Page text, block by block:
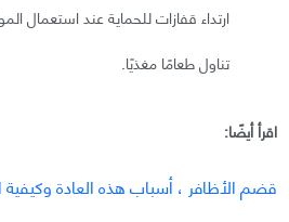
ارتداء قفازات للحماية عند استعمال
تناول طعامًا مغذيًا.
اقرأ أيضًا:
قضم الأظافر ، أسباب هذه العادة